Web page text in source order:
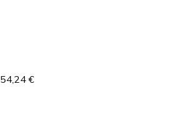
54,24 €